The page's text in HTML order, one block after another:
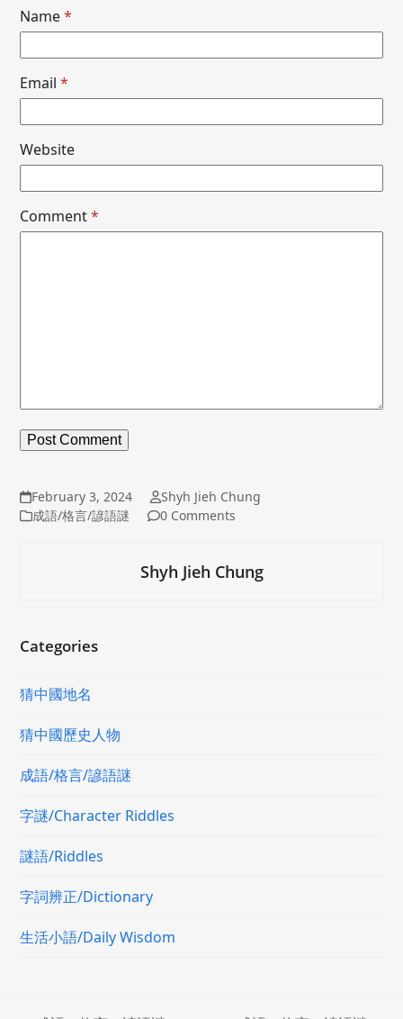
Name*
Email*
Website
Comment*
February 3, 2024
Shyh Jieh Chung
成語/格言/諺語謎
0 Comments
Shyh Jieh Chung
Categories
猜中國地名
猜中國歷史人物
成語/格言/諺語謎
字謎/Character Riddles
謎語/Riddles
字詞辨正/Dictionary
生活小語/Daily Wisdom